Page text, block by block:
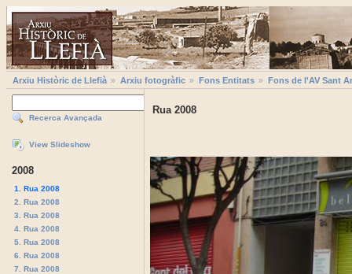
Arxiu Històric de Llefià Arxiu fotogràfic Fons Entitats Fons de l'AV Sant
Recerca Avançada
View Slideshow
2008
1. Rua 2008
2. Rua 2008
3. Rua 2008
4. Rua 2008
5. Rua 2008
6. Rua 2008
7. Rua 2008
Rua 2008